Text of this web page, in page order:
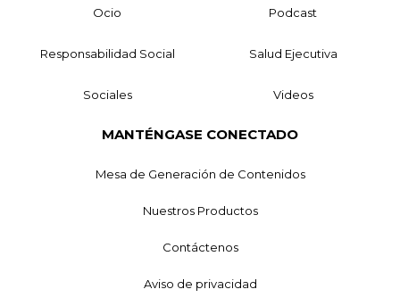
Ocio Podcast
Responsabilidad Social Salud Ejecutiva
Sociales Videos
MANTÉNGASE CONECTADO
Mesa de Generación de Contenidos
Nuestros Productos
Contáctenos
Aviso de privacidad